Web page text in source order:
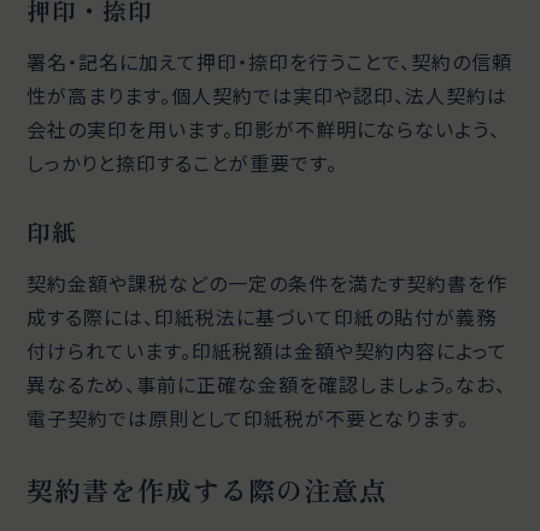
押印・捺印
署名・記名に加えて押印・捺印を行うことで、契約の信頼
性が高まります。個人契約では実印や認印、法人契約は
会社の実印を用います。印影が不鮮明にならないよう、
しっかりと捺印することが重要です。
印紙
契約金額や課税などの一定の条件を満たす契約書を作
成する際には、印紙税法に基づいて印紙の貼付が義務
付けられています。印紙税額は金額や契約内容によって
異なるため、事前に正確な金額を確認しましょう。なお、
電子契約では原則として印紙税が不要となります。
契約書を作成する際の注意点